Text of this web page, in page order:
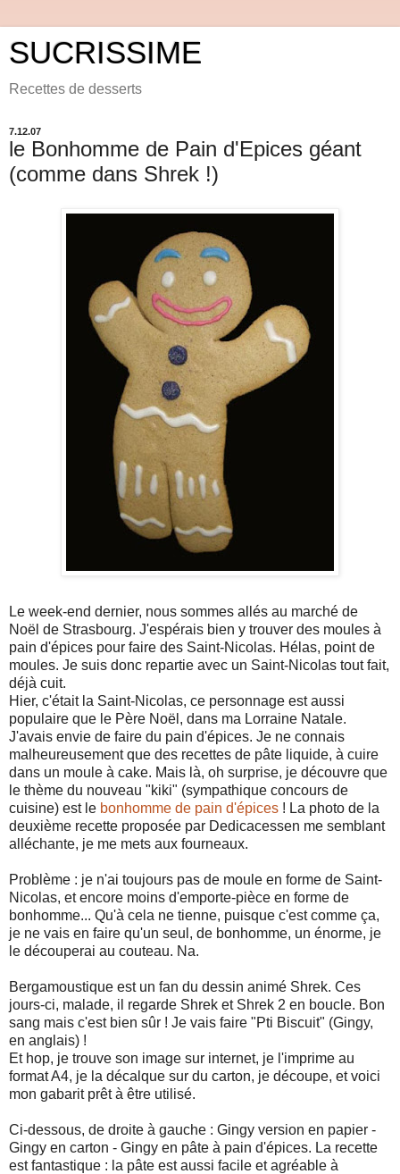
SUCRISSIME
Recettes de desserts
7.12.07
le Bonhomme de Pain d'Epices géant
(comme dans Shrek !)
Le week-end dernier, nous sommes allés au marché de
Noël de Strasbourg. J'espérais bien y trouver des moules à
pain d'épices pour faire des Saint-Nicolas. Hélas, point de
moules. Je suis donc repartie avec un Saint-Nicolas tout fait,
déjà cuit.
Hier, c'était la Saint-Nicolas, ce personnage est aussi
populaire que le Père Noël, dans ma Lorraine Natale.
J'avais envie de faire du pain d'épices. Je ne connais
malheureusement que des recettes de pâte liquide, à cuire
dans un moule à cake. Mais là, oh surprise, je découvre que
le thème du nouveau "kiki" (sympathique concours de
cuisine) est le bonhomme de pain d'épices ! La photo de la
deuxième recette proposée par Dedicacessen me semblant
alléchante, je me mets aux fourneaux.
Problème : je n'ai toujours pas de moule en forme de Saint-
Nicolas, et encore moins d'emporte-pièce en forme de
bonhomme... Qu'à cela ne tienne, puisque c'est comme ça,
je ne vais en faire qu'un seul, de bonhomme, un énorme, je
le découperai au couteau. Na.
Bergamoustique est un fan du dessin animé Shrek. Ces
jours-ci, malade, il regarde Shrek et Shrek 2 en boucle. Bon
sang mais c'est bien sûr ! Je vais faire "Pti Biscuit" (Gingy,
en anglais) !
Et hop, je trouve son image sur internet, je l'imprime au
format A4, je la décalque sur du carton, je découpe, et voici
mon gabarit prêt à être utilisé.
Ci-dessous, de droite à gauche : Gingy version en papier -
Gingy en carton - Gingy en pâte à pain d'épices. La recette
est fantastique : la pâte est aussi facile et agréable à